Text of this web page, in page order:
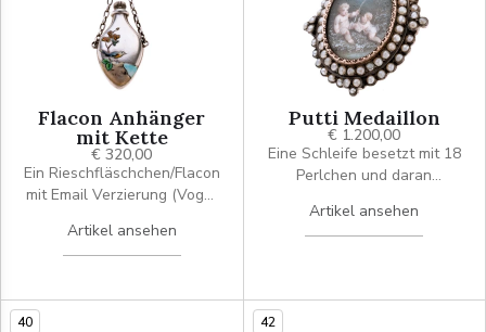
Flacon Anhänger
mit Kette
€ 320,00
Ein Rieschfläschchen/Flacon
mit Email Verzierung (Vogel
einer Erbskette.
Artikel ansehen
Putti Medaillon
€ 1.200,00
Eine Schleife besetzt mit 18
Perlchen und daran
Miniaturmalerei (Szene:
Zwei Putti auf einer Wiese ,
wird die Malerei von zwei
Artikel ansehen
40 42